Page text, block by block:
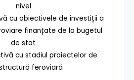
nivel
cu obiectivele de investiții a
finanțate de la bugetul
de stat
cu stadiul proiectelor de
feroviară